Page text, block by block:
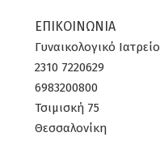
ΕΠΙΚΟΙΝΩΝΙΑ
Γυναικολογικό Ιατρείο
2310 7220629
6983200800
Τσιμισκή 75
Θεσσαλονίκη